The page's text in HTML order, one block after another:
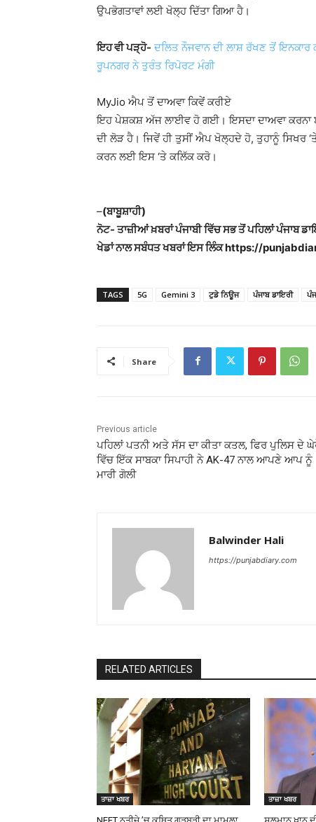
ਉਪਭੋਗਤਾਵਾਂ ਲਈ ਖੋਲ੍ਹ ਦਿੱਤਾ ਗਿਆ ਹੈ।
ਇਹ ਵੀ ਪੜ੍ਹੋ- ਦਲਿਤ ਨੌਜਵਾਨ ਦੀ ਲਾਸ਼ ਰੱਖਣ ਤੋਂ ਇਨਕਾਰ
ਰੂਪਨਗਰ ਨੇ ਤੁਰੰਤ ਰਿਪੋਰਟ ਮੰਗੀ
MyJio ਐਪ ਤੋਂ ਦਾਅਵਾ ਕਿਵੇਂ ਕਰੀਏ
ਇਹ ਪੇਸ਼ਕਸ਼ ਅੱਜ ਲਾਈਵ ਹੋ ਗਈ। ਇਸਦਾ ਦਾਅਵਾ ਕਰਨਾ
ਦੀ ਲੋੜ ਹੈ। ਜਿਵੇਂ ਹੀ ਤੁਸੀਂ ਐਪ ਖੋਲ੍ਹਦੇ ਹੋ, ਤੁਹਾਨੂੰ ਸਿਖਰ
ਕਰਨ ਲਈ ਇਸ ‘ਤੇ ਕਲਿੱਕ ਕਰੋ।
–(ਬਾਬੂਸ਼ਾਹੀ)
ਨੋਟ- ਤਾਜ਼ੀਆਂ ਖ਼ਬਰਾਂ ਪੰਜਾਬੀ ਵਿੱਚ ਸਭ ਤੋਂ ਪਹਿਲਾਂ ਪੰਜਾਬ
ਖੇਡਾਂ ਨਾਲ ਸਬੰਧਤ ਖਬਰਾਂ ਇਸ ਲਿੰਕ https://
TAGS 5G Gemini 3 ਟੁਡੇ ਨਿਊਜ ਪੰਜਾਬ ਡਾਇਰੀ
Share
Previous article
ਪਹਿਲਾਂ ਪਤਨੀ ਅਤੇ ਸੱਸ ਦਾ ਕੀਤਾ ਕਤਲ, ਫਿਰ ਪੁਲਿਸ ਦੇ
ਵਿੱਚ ਇੱਕ ਸਾਬਕਾ ਸਿਪਾਹੀ ਨੇ AK-47 ਨਾਲ ਆਪਣੇ ਆਪ ਨੂੰ
ਮਾਰੀ ਗੋਲੀ
Balwinder Hali
https://punjabdiary.com
RELATED ARTICLES
ਤਾਜ਼ਾ ਖਬਰ ਤਾਜ਼ਾ ਖਬਰ